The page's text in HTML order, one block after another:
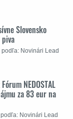
Slovensko
piva
podľa: Novinári Lead
NEDOSTAL
za 83 eur na
podľa: Novinári Lead